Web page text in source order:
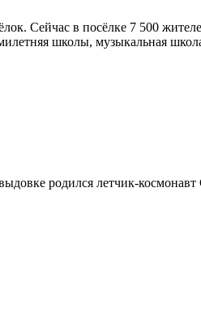
Сейчас в посёлке 7 500
школы, музыкальная
родился летчик-